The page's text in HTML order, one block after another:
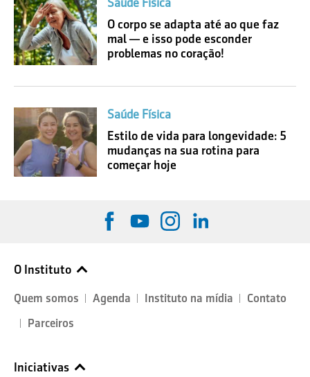
Saúde Física
O corpo se adapta até ao que faz
mal — e isso pode esconder
problemas no coração!
Saúde Física
Estilo de vida para longevidade: 5
mudanças na sua rotina para
começar hoje
O Instituto
Quem somos Agenda Instituto na mídia
Contato
Parceiros
Iniciativas